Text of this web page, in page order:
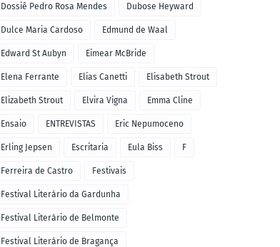
Dossiê Pedro Rosa Mendes Dubose Heyward
Dulce Maria Cardoso Edmund de Waal
Edward St Aubyn Eimear McBride
Elena Ferrante Elias Canetti Elisabeth Strout
Elizabeth Strout Elvira Vigna Emma Cline
Ensaio ENTREVISTAS Eric Nepumoceno
Erling Jepsen Escritaria Eula Biss F
Ferreira de Castro Festivais
Festival Literário da Gardunha
Festival Literário de Belmonte
Festival Literário de Bragança